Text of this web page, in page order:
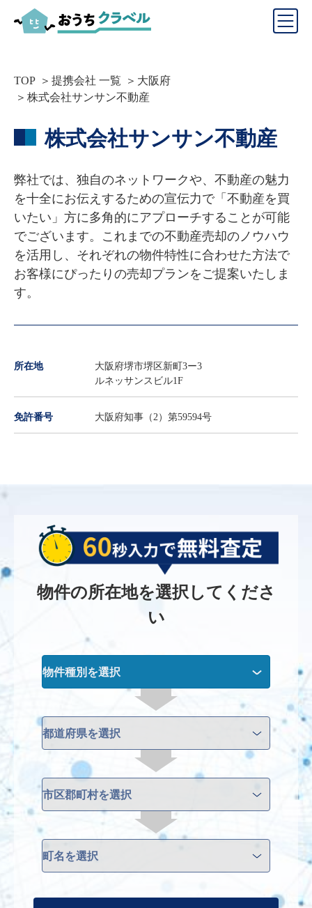
TOP 提携会社 一覧
大阪府
株式会社サンサン不動産
株式会社サンサン不動産
弊社では、独自のネットワークや、不動産の魅力
を十全にお伝えするための宣伝力で「不動産を買
いたい」方に多角的にアプローチすることが可能
でございます。これまでの不動産売却のノウハウ
を活用し、それぞれの物件特性に合わせた方法で
お客様にぴったりの売却プランをご提案いたしま
す。
所在地
大阪府堺市堺区新町3ー3
ルネッサンスビル1F
免許番号 大阪府知事（2）第59594号
物件の所在地を選択してくださ
い